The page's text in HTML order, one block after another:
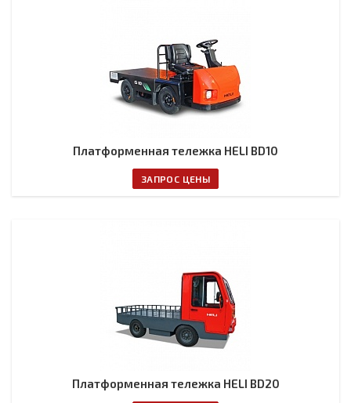
Платформенная тележка HELI BD10
ЗАПРОС ЦЕНЫ
Платформенная тележка HELI BD20